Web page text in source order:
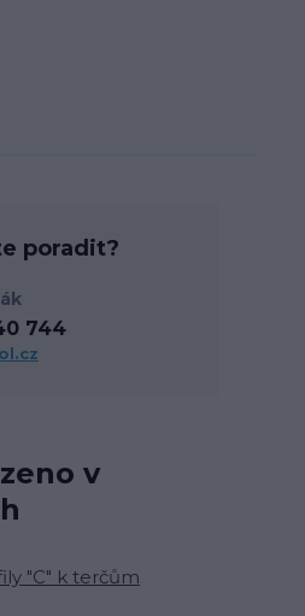
v
"C" k terčům
poradit?
744